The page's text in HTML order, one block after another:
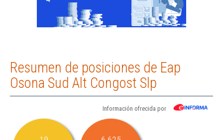
Resumen de posiciones de Eap
Osona Sud Alt Congost Slp
Información ofrecida por